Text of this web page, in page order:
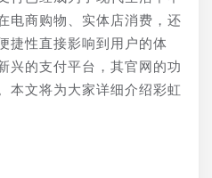
电商购物、实体店消费，还
捷性直接影响到用户的体
兴的支付平台，其官网的功
本文将为大家详细介绍彩虹